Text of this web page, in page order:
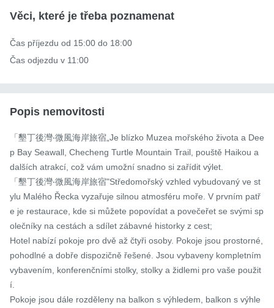
Věci, které je třeba poznamenat
Čas příjezdu od 15:00 do 18:00
Čas odjezdu v 11:00
Popis nemovitosti
「墾丁後灣‧微風海岸旅宿„Je blízko Muzea mořského života a Dee
p Bay Seawall, Checheng Turtle Mountain Trail, pouště Haikou a
dalších atrakcí, což vám umožní snadno si zařídit výlet.
「墾丁後灣‧微風海岸旅宿"Středomořský vzhled vybudovaný ve st
ylu Malého Řecka vyzařuje silnou atmosféru moře. V prvním patř
e je restaurace, kde si můžete popovídat a povečeřet se svými sp
olečníky na cestách a sdílet zábavné historky z cest;
Hotel nabízí pokoje pro dvě až čtyři osoby. Pokoje jsou prostorné,
pohodlné a dobře dispozičně řešené. Jsou vybaveny kompletním
vybavením, konferenčními stolky, stolky a židlemi pro vaše použit
í.
Pokoje jsou dále rozděleny na balkon s výhledem, balkon s výhle